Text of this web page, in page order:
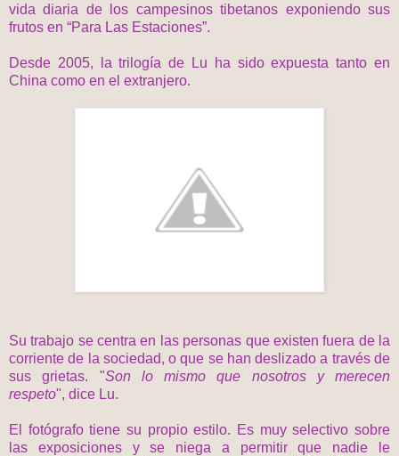
vida diaria de los campesinos tibetanos exponiendo sus
frutos en “Para Las Estaciones”.
Desde 2005, la trilogía de Lu ha sido expuesta tanto en
China como en el extranjero.
Su trabajo se centra en las personas que existen fuera de la
corriente de la sociedad, o que se han deslizado a través de
sus grietas. "Son lo mismo que nosotros y merecen
respeto", dice Lu.
El fotógrafo tiene su propio estilo. Es muy selectivo sobre
las exposiciones y se niega a permitir que nadie le